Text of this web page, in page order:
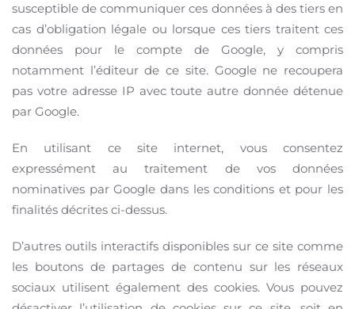
susceptible de communiquer ces données à des tiers en
cas d’obligation légale ou lorsque ces tiers traitent ces
données pour le compte de Google, y compris
notamment l’éditeur de ce site. Google ne recoupera
pas votre adresse IP avec toute autre donnée détenue
par Google.
En utilisant ce site internet, vous consentez
expressément au traitement de vos données
nominatives par Google dans les conditions et pour les
finalités décrites ci-dessus.
D’autres outils interactifs disponibles sur ce site comme
les boutons de partages de contenu sur les réseaux
sociaux utilisent également des cookies. Vous pouvez